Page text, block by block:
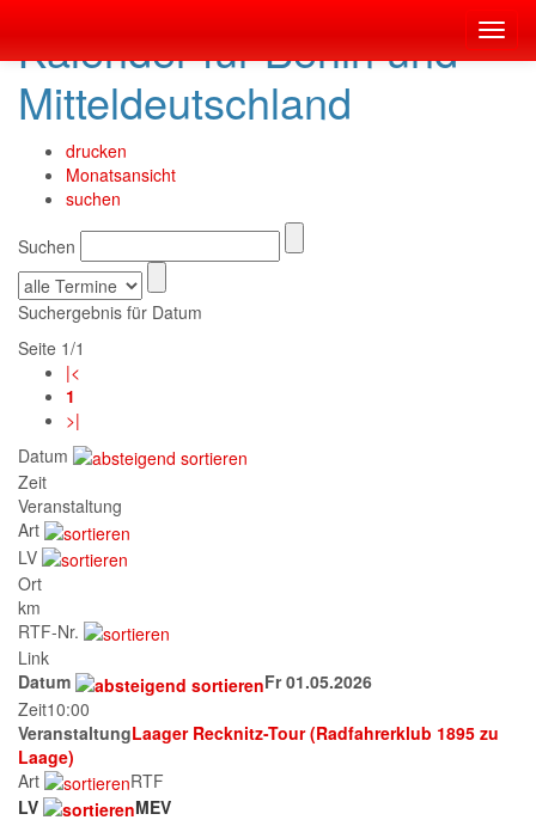
Kalender für Berlin und
Mitteldeutschland
drucken
Monatsansicht
suchen
Suchen
Suchergebnis für Datum
Seite 1/1
|<
1
>|
Datum
Zeit
Veranstaltung
Art
LV
Ort
km
RTF-Nr.
Link
Datum
Fr 01.05.2026
Zeit10:00
VeranstaltungLaager Recknitz-Tour (Radfahrerklub 1895 zu
Laage)
Art
RTF
LV
MEV